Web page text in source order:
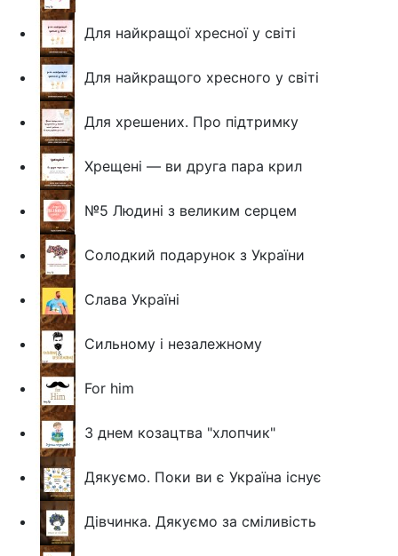
Для найкращої хресної у світі
Для найкращого хресного у світі
Для хрешених. Про підтримку
Хрещені — ви друга пара крил
№5 Людині з великим серцем
Солодкий подарунок з України
Слава Україні
Сильному і незалежному
For him
З днем козацтва "хлопчик"
Дякуємо. Поки ви є Україна існує
Дівчинка. Дякуємо за сміливість